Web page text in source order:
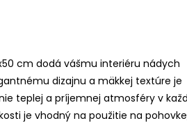
cm dodá vášmu interiéru nádych
dizajnu a mäkkej textúre je
teplej a príjemnej atmosféry v
je vhodný na použitie na